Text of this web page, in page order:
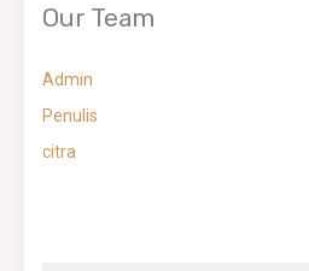
Our Team
Admin
Penulis
citra